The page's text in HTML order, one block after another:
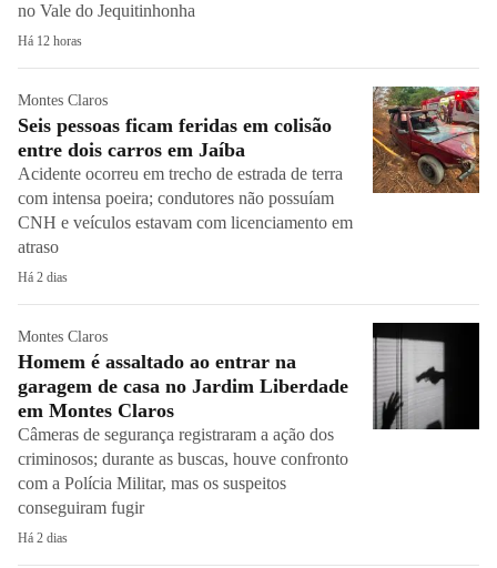
no Vale do Jequitinhonha
Há 12 horas
Montes Claros
Seis pessoas ficam feridas em colisão
entre dois carros em Jaíba
Acidente ocorreu em trecho de estrada de terra
com intensa poeira; condutores não possuíam
CNH e veículos estavam com licenciamento em
atraso
Há 2 dias
Montes Claros
Homem é assaltado ao entrar na
garagem de casa no Jardim Liberdade
em Montes Claros
Câmeras de segurança registraram a ação dos
criminosos; durante as buscas, houve confronto
com a Polícia Militar, mas os suspeitos
conseguiram fugir
Há 2 dias